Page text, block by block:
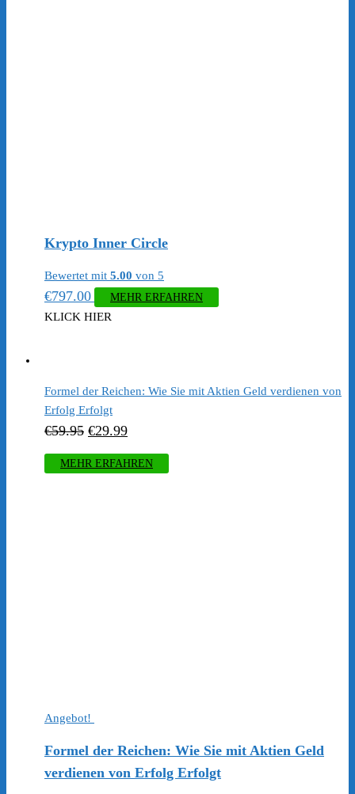
Krypto Inner Circle
Bewertet mit 5.00 von 5
€797.00 MEHR ERFAHREN
KLICK HIER
Formel der Reichen: Wie Sie mit Aktien Geld verdienen von
Erfolg Erfolgt
€59.95 Ursprünglicher
Preis
war:
€29.99Aktueller
Preis
ist:
MEHR ERFAHREN
Angebot!
Formel der Reichen: Wie Sie mit Aktien Geld
verdienen von Erfolg Erfolgt